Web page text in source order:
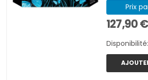
Prix
127,90 €
Disponibilité: